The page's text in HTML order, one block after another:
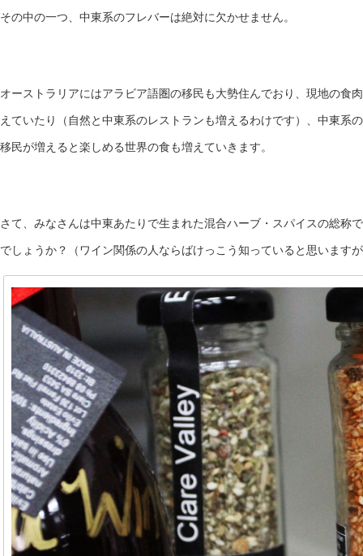
その中の一つ、中東系のフレバーは絶対に欠かせません。
オーストラリアにはアラビア語圏の移民も大勢住んでおり、現地の食
えていたり（自然と中東系のレストランも増えるわけです）、中東系
移民が増えると楽しめる世界の食も増えていきます。
さて、みなさんは中東あたりで生まれた混合ハーブ・スパイスの総称
でしょうか？（ワイン関係の人ならばけっこう知っていると思います